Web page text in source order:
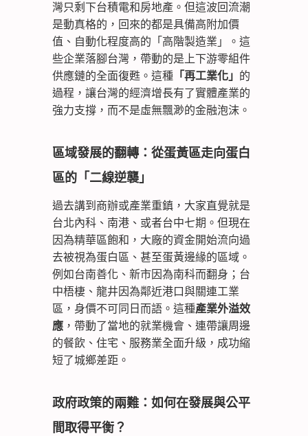
灣只剩下台積電和房地產。但這波回流潮
是動真格的，回來的都是具備高附加價
值、自動化程度高的「高階製造業」。這
些企業落腳台灣，帶動的是上下游零組件
供應鏈的全面復甦。這種 「再工業化」 的
過程，讓台灣的經濟增長有了實體產業的
強力支撐，而不是虛無飄渺的金融泡沫。
區域發展的翻轉：從蛋黃區走向蛋白
區的「二線逆襲」
過去講到商辦或產業重鎮，大家直覺就是
台北內科、南港、或者台中七期。但現在
因為精華區飽和，大廠的資金開始流向過
去被視為蛋白區、甚至蛋黃邊緣的區域。
例如台南善化、新市因為南科而翻身；台
中梧棲、龍井因為鄰近港口與關連工業
區，身價不可同日而語。這種產業外溢效
應 ，帶動了當地的就業機會、連帶讓周邊
的餐飲、住宅、服務業全面升級，成功縮
短了城鄉差距。
政府政策的兩難：如何在發展與公平
間取得平衡？